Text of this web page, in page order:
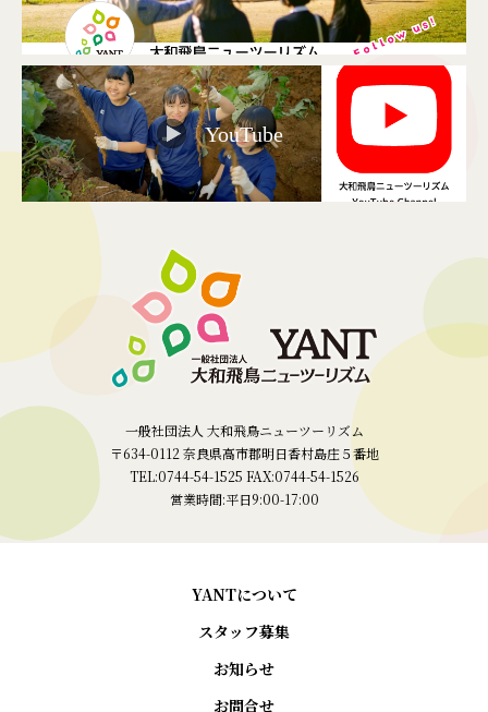
YouTube
一般社団法人 大和飛鳥ニューツーリズム
〒634-0112 奈良県高市郡明日香村島庄５番地
TEL:0744-54-1525 FAX:0744-54-1526
営業時間:平日9:00-17:00
YANTについて
スタッフ募集
お知らせ
お問合せ